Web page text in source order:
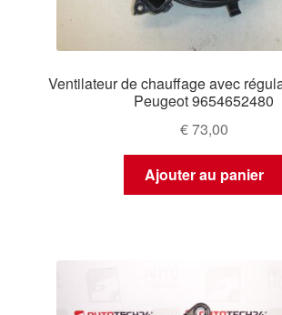
Ventilateur de chauffage avec
Peugeot 9654652480
€73,00
Ajouter au panier